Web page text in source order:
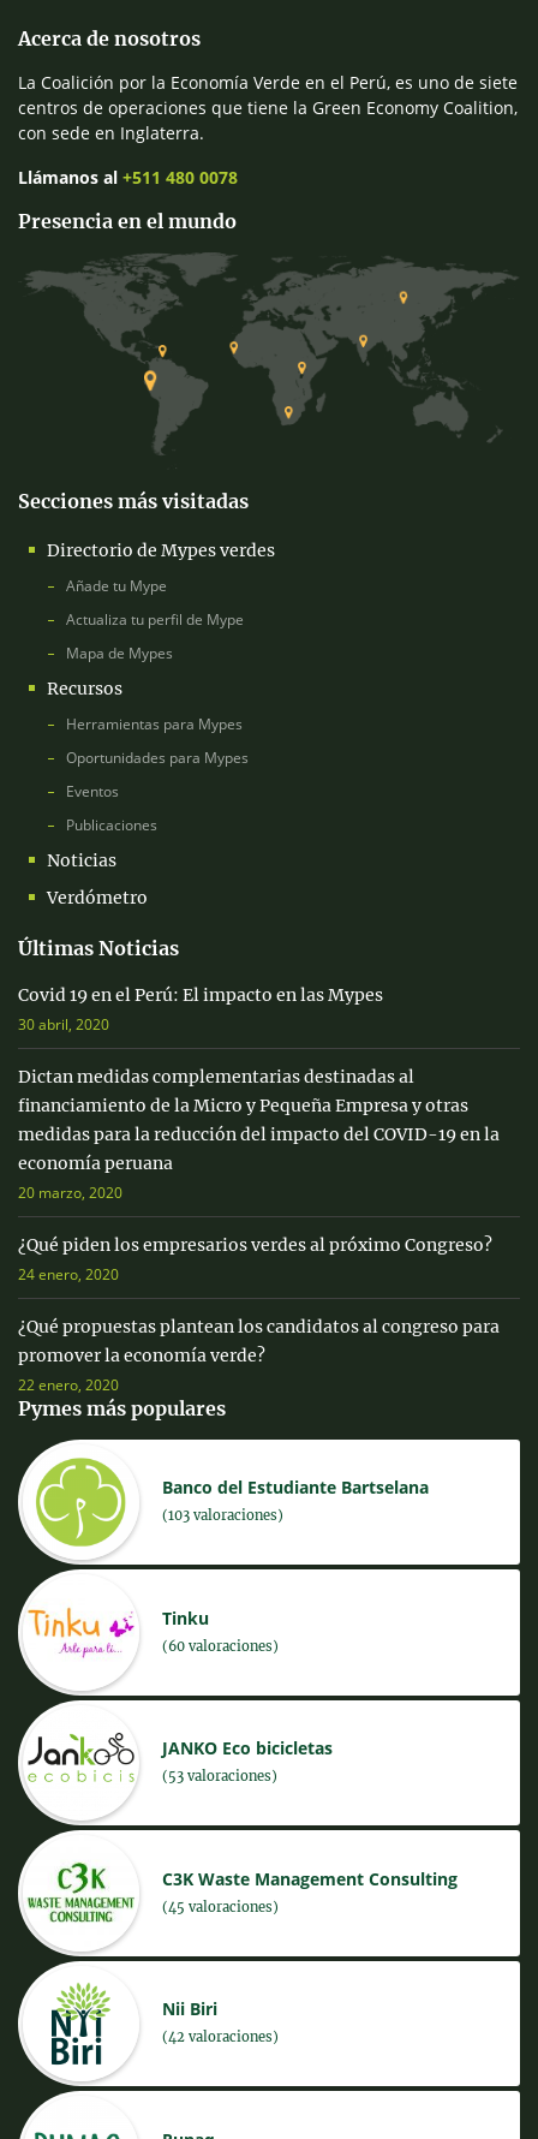
Acerca de nosotros
La Coalición por la Economía Verde en el Perú, es uno de siete
centros de operaciones que tiene la Green Economy Coalition,
con sede en Inglaterra.
Llámanos al +511 480 0078
Presencia en el mundo
Secciones más visitadas
Directorio de Mypes verdes
Añade tu Mype
Actualiza tu perfil de Mype
Mapa de Mypes
Recursos
Herramientas para Mypes
Oportunidades para Mypes
Eventos
Publicaciones
Noticias
Verdómetro
Últimas Noticias
Covid 19 en el Perú: El impacto en las Mypes
30 abril, 2020
Dictan medidas complementarias destinadas al
financiamiento de la Micro y Pequeña Empresa y otras
medidas para la reducción del impacto del COVID-19 en la
economía peruana
20 marzo, 2020
¿Qué piden los empresarios verdes al próximo Congreso?
24 enero, 2020
¿Qué propuestas plantean los candidatos al congreso para
promover la economía verde?
22 enero, 2020
Pymes más populares
Banco del Estudiante Bartselana
(103 valoraciones)
Tinku
(60 valoraciones)
JANKO Eco bicicletas
(53 valoraciones)
C3K Waste Management Consulting
(45 valoraciones)
Nii Biri
(42 valoraciones)